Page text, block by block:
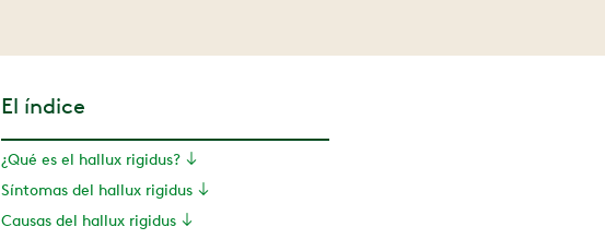
El índice
¿Qué es el hallux rigidus?
Síntomas del hallux rigidus
Causas del hallux rigidus